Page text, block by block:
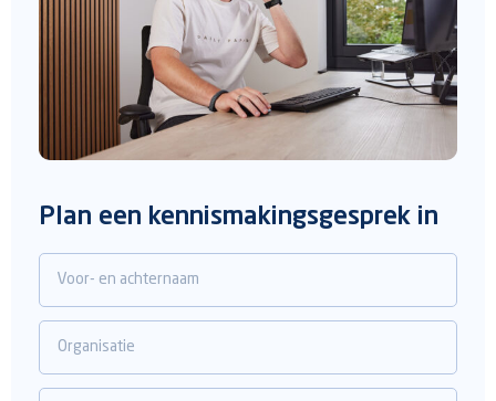
Plan een kennismakingsgesprek in
Voor- en achternaam
Organisatie